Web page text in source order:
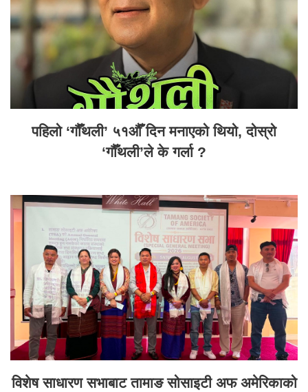
पहिलो ‘गौँथली’ ५१औँ दिन मनाएको थियो, दोस्रो
‘गौँथली’ले के गर्ला ?
विशेष साधारण सभाबाट तामाङ सोसाइटी अफ अमेरिकाको